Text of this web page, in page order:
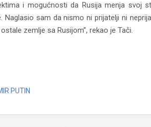
i mogućnosti da Rusija menja svoj
sam da nismo ni prijatelji ni
zemlje sa Rusijom”, rekao je Tači.
PUTIN